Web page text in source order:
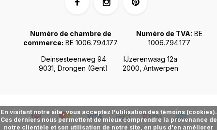
Deinsesteenweg 94
9031, Drongen (Gent)
IJzerenwaag 12a
2000, Antwerpen
Numéro de chambre de
commerce: BE 1006.794.177
Numéro de TVA: BE
1006.794.177
En visitant notre site, vous acceptez l'utilisation des témoins (cookies).
Ces derniers nous permettent de mieux comprendre la provenance de
notre clientèle et son utilisation de notre site, en plus d'en améliorer